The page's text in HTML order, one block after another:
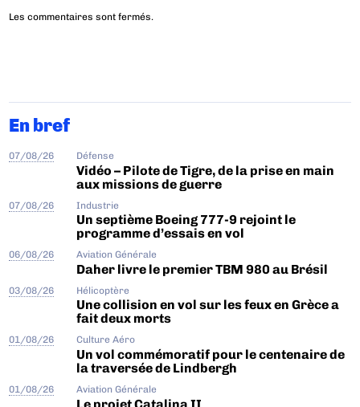
Les commentaires sont fermés.
En bref
07/08/26 Défense
Vidéo – Pilote de Tigre, de la prise en main
aux missions de guerre
07/08/26 Industrie
Un septième Boeing 777-9 rejoint le
programme d’essais en vol
06/08/26 Aviation Générale
Daher livre le premier TBM 980 au Brésil
03/08/26 Hélicoptère
Une collision en vol sur les feux en Grèce a
fait deux morts
01/08/26 Culture Aéro
Un vol commémoratif pour le centenaire de
la traversée de Lindbergh
01/08/26 Aviation Générale
Le projet Catalina II